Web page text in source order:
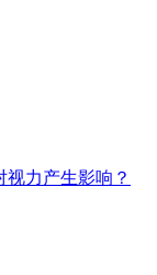
力产生影响？